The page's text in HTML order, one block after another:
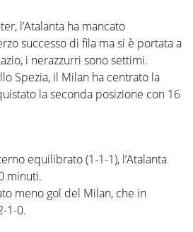
l’Atalanta ha mancato
successo di fila ma si è portata a
i nerazzurri sono settimi.
Spezia, il Milan ha centrato la
la seconda posizione con 16
equilibrato (1-1-1), l’Atalanta
minuti.
meno gol del Milan, che in
1-0.